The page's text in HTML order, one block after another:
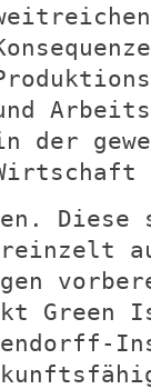
der
Diese
Green